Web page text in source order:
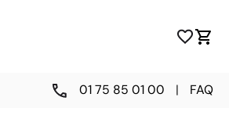
01 75 85 01 00 | FAQ